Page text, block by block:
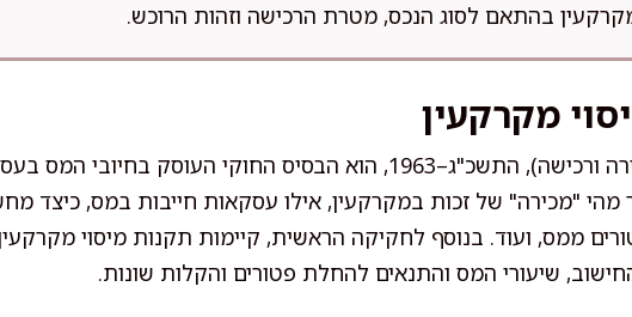
בהתאם לסוג הנכס, מטרת הרכישה וזהות הרוכש.
מקרקעין
חוק מיסוי מקרקעין (שבח, מכירה ורכישה), התשכ"ג–1963, הוא הבסיס החוקי העוסק בחיובי
מהי "מכירה" של זכות במקרקעין, אילו עסקאות חייבות במס, כיצד
ממס, ועוד. בנוסף לחקיקה הראשית, קיימות תקנות מיסוי
שיעורי המס והתנאים להחלת פטורים והקלות שונות.